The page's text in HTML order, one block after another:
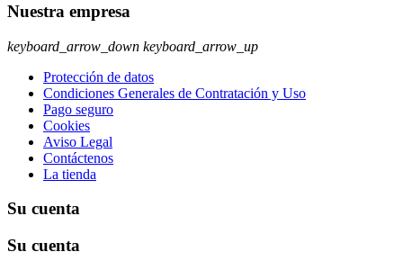
Nuestra empresa
keyboard_arrow_down keyboard_arrow_up
Protección de datos
Condiciones Generales de Contratación y Uso
Pago seguro
Cookies
Aviso Legal
Contáctenos
La tienda
Su cuenta
Su cuenta